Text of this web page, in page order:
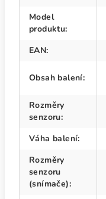
Model
produktu:
EAN:
Obsah balení:
Rozměry
senzoru:
Váha balení:
Rozměry
senzoru
(snímače):